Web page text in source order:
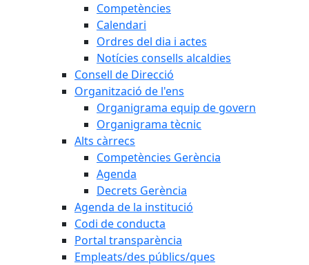
Competències
Calendari
Ordres del dia i actes
Notícies consells alcaldies
Consell de Direcció
Organització de l'ens
Organigrama equip de govern
Organigrama tècnic
Alts càrrecs
Competències Gerència
Agenda
Decrets Gerència
Agenda de la institució
Codi de conducta
Portal transparència
Empleats/des públics/ques